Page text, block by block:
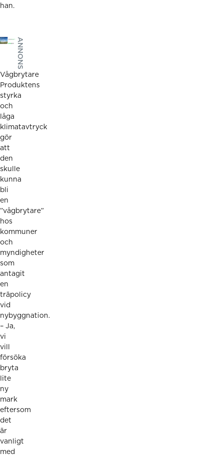
han.
ANNONS
Vågbrytare
Produktens
styrka
och
låga
klimatavtryck
gör
att
den
skulle
kunna
bli
en
”vågbrytare”
hos
kommuner
och
myndigheter
som
antagit
en
träpolicy
vid
nybyggnation.
– Ja,
vi
vill
försöka
bryta
lite
ny
mark
eftersom
det
är
vanligt
med